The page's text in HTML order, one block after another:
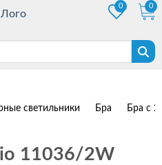
0
0
светильники Бра Бра с
11036/2W